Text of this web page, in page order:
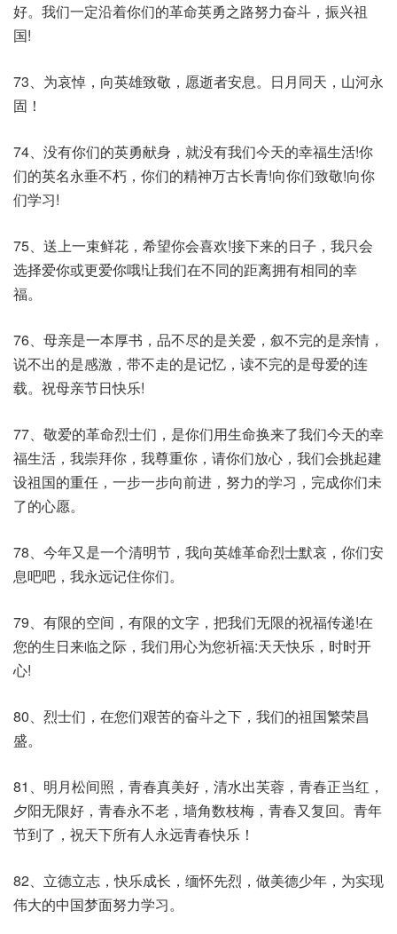
好。我们一定沿着你们的革命英勇之路努力奋斗，振兴祖
国!
73、为哀悼，向英雄致敬，愿逝者安息。日月同天，山河永
固！
74、没有你们的英勇献身，就没有我们今天的幸福生活!你
们的英名永垂不朽，你们的精神万古长青!向你们致敬!向你
们学习!
75、送上一束鲜花，希望你会喜欢!接下来的日子，我只会
选择爱你或更爱你哦!让我们在不同的距离拥有相同的幸
福。
76、母亲是一本厚书，品不尽的是关爱，叙不完的是亲情，
说不出的是感激，带不走的是记忆，读不完的是母爱的连
载。祝母亲节日快乐!
77、敬爱的革命烈士们，是你们用生命换来了我们今天的幸
福生活，我崇拜你，我尊重你，请你们放心，我们会挑起建
设祖国的重任，一步一步向前进，努力的学习，完成你们未
了的心愿。
78、今年又是一个清明节，我向英雄革命烈士默哀，你们安
息吧吧，我永远记住你们。
79、有限的空间，有限的文字，把我们无限的祝福传递!在
您的生日来临之际，我们用心为您祈福:天天快乐，时时开
心!
80、烈士们，在您们艰苦的奋斗之下，我们的祖国繁荣昌
盛。
81、明月松间照，青春真美好，清水出芙蓉，青春正当红，
夕阳无限好，青春永不老，墙角数枝梅，青春又复回。青年
节到了，祝天下所有人永远青春快乐！
82、立德立志，快乐成长，缅怀先烈，做美德少年，为实现
伟大的中国梦面努力学习。